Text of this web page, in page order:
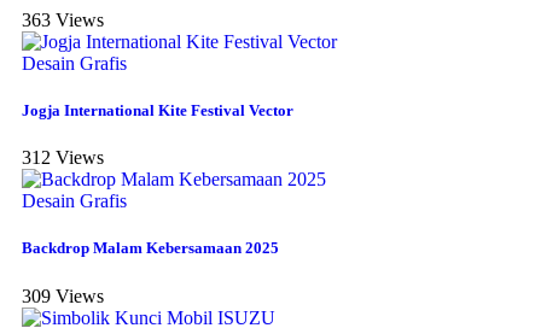
363 Views
Desain Grafis
Jogja International Kite Festival Vector
312 Views
Desain Grafis
Backdrop Malam Kebersamaan 2025
309 Views